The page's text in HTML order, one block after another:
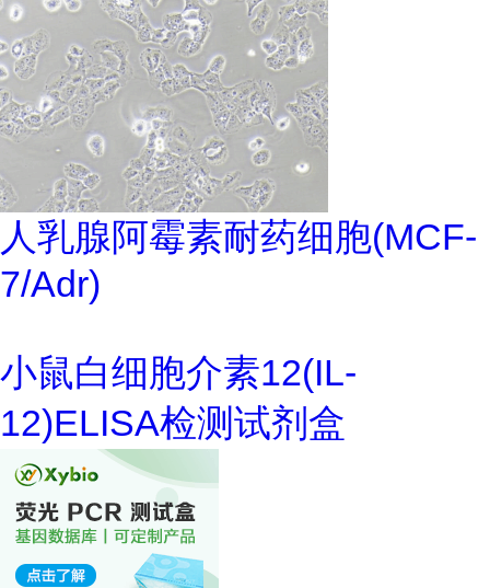
人乳腺阿霉素耐药细胞(MCF-
7/Adr)
小鼠白细胞介素12(IL-
12)ELISA检测试剂盒